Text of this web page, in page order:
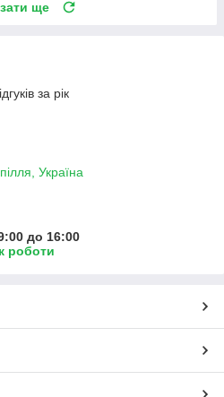
ще
за рік
Україна
до 16:00
роботи